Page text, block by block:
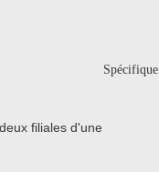
Spécifique
filiales d'une